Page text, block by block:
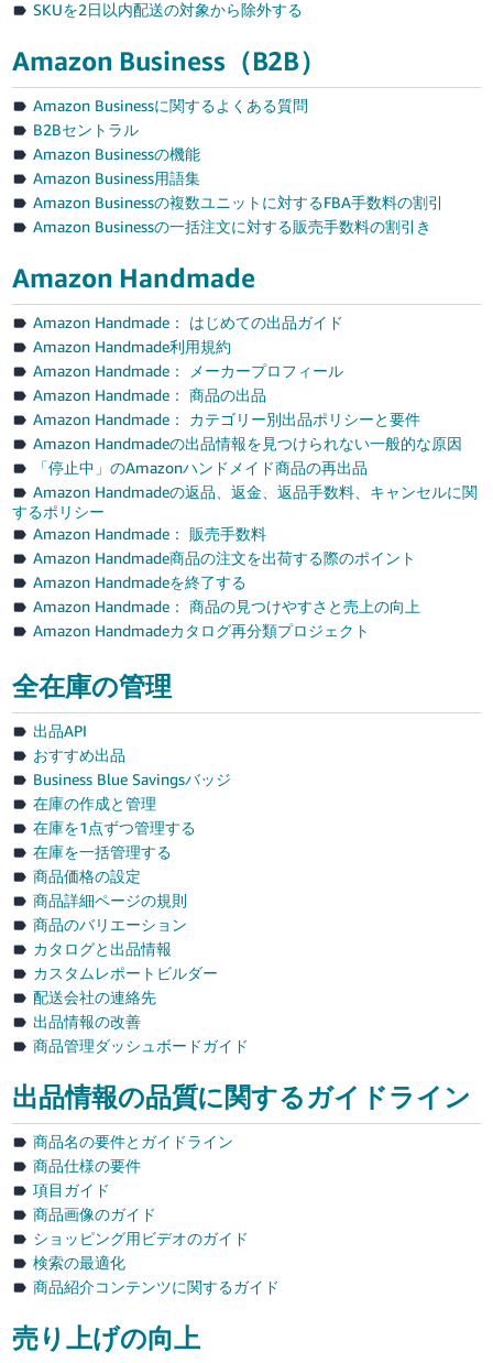
SKUを2日以内配送の対象から除外する
Amazon Business（B2B）
Amazon Businessに関するよくある質問
B2Bセントラル
Amazon Businessの機能
Amazon Business用語集
Amazon Businessの複数ユニットに対するFBA手数料の割引
Amazon Businessの一括注文に対する販売手数料の割引き
Amazon Handmade
Amazon Handmade： はじめての出品ガイド
Amazon Handmade利用規約
Amazon Handmade： メーカープロフィール
Amazon Handmade： 商品の出品
Amazon Handmade： カテゴリー別出品ポリシーと要件
Amazon Handmadeの出品情報を見つけられない一般的な原因
「停止中」のAmazonハンドメイド商品の再出品
Amazon Handmadeの返品、返金、返品手数料、キャンセルに関
するポリシー
Amazon Handmade： 販売手数料
Amazon Handmade商品の注文を出荷する際のポイント
Amazon Handmadeを終了する
Amazon Handmade： 商品の見つけやすさと売上の向上
Amazon Handmadeカタログ再分類プロジェクト
全在庫の管理
出品API
おすすめ出品
Business Blue Savingsバッジ
在庫の作成と管理
在庫を1点ずつ管理する
在庫を一括管理する
商品価格の設定
商品詳細ページの規則
商品のバリエーション
カタログと出品情報
カスタムレポートビルダー
配送会社の連絡先
出品情報の改善
商品管理ダッシュボードガイド
出品情報の品質に関するガイドライン
商品名の要件とガイドライン
商品仕様の要件
項目ガイド
商品画像のガイド
ショッピング用ビデオのガイド
検索の最適化
商品紹介コンテンツに関するガイド
売り上げの向上